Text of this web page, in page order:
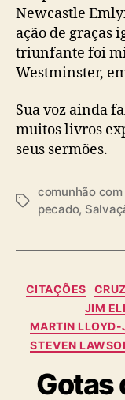
Newcastle
ação de graças
triunfante foi
Westminster,
Sua voz ainda
muitos livros
seus sermões.
T
s
comunhão com
pecado,
CITAÇÕES CRUZ
JIM
MARTIN LLOYD-
STEVEN
Gotas